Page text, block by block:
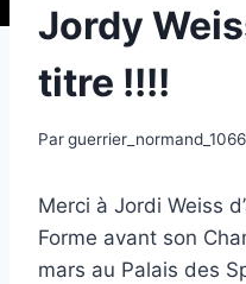
Jordy
titre !!!!
Parguerrier_normand_1066
Merci à Jordi Weiss
Forme avant son
mars au Palais des